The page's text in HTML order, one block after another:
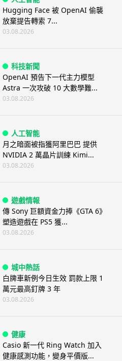
Hugging Face 被 OpenAI 偷襲
放棄提告轉索 7...
03.08.2026
科技新聞
OpenAI 預告下一代主力模型
Astra 一次攻破 10 大數學難...
03.08.2026
人工智能
月之暗面被指獲阿里巴巴 提供
NVIDIA 2 萬晶片訓練 Kimi...
03.08.2026
遊戲情報
傳 Sony 巨額資金力捧《GTA 6》
塑造遊戲在 PS5 獲...
03.08.2026
城中熱話
白牌車新例今日生效 罰款上限 1
萬元最高釘牌 3 年
03.08.2026
健康
Casio 新一代 Ring Watch 加入
健康感測功能，變身平價版...